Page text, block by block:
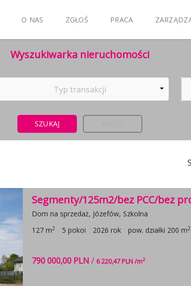
O NAS ZGŁOŚ PRACA
Wyszukiwarka nieruchomości
Typ transakcji
Segmenty/125m2/bez PCC/bez
Dom na sprzedaż, Józefów, Szkolna
127 m2 5 pokoi 2026 rok pow. działki 200 m2
790 000,00 PLN / 6 220,47 PLN /m2